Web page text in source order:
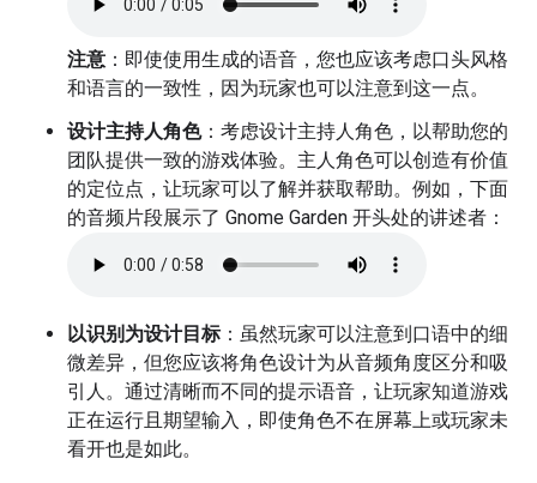
注意 ：即使使用生成的语音，您也应该考虑口头风格
和语言的一致性，因为玩家也可以注意到这一点。
设计主持人角色：考虑设计主持人角色，以帮助您的
团队提供一致的游戏体验。主人角色可以创造有价值
的定位点，让玩家可以了解并获取帮助。例如，下面
的音频片段展示了 Gnome Garden 开头处的讲述者：
以识别为设计目标：虽然玩家可以注意到口语中的细
微差异，但您应该将角色设计为从音频角度区分和吸
引人。通过清晰而不同的提示语音，让玩家知道游戏
正在运行且期望输入，即使角色不在屏幕上或玩家未
看开也是如此。